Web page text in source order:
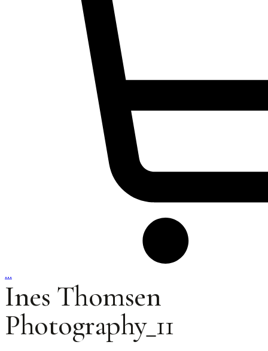
…
Ines Thomsen
Photography_11